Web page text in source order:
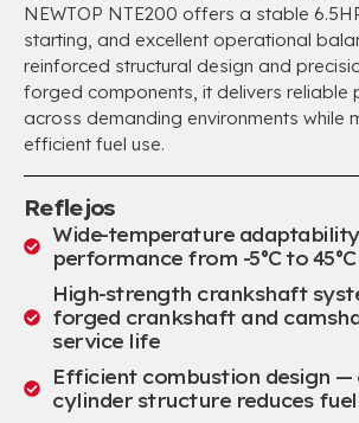
NEWTOP NTE200 offers a stable
starting, and excellent operational
reinforced structural design and
forged components, it delivers reliable
across demanding environments while
efficient fuel use.
Reflejos
Wide-temperature
performance from -5°C to 45°C
High-strength crankshaft
forged crankshaft and
service life
Efficient combustion design —
cylinder structure reduces fuel